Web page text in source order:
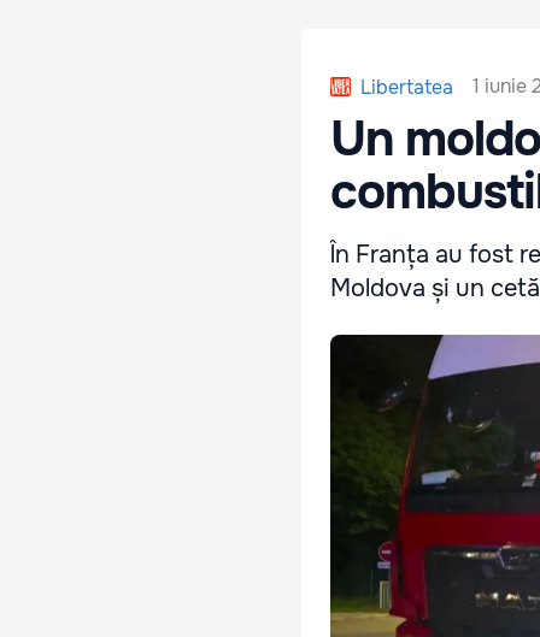
Libertatea 1 iunie
Un
În Franța au fost
Moldova și un